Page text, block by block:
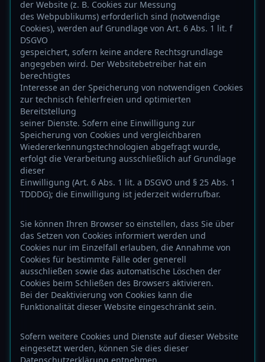
der Website (z. B. Cookies zur Messung
des Webpublikums) erforderlich sind (notwendige
Cookies), werden auf Grundlage von Art. 6 Abs. 1 lit. f
DSGVO
gespeichert, sofern keine andere Rechtsgrundlage
angegeben wird. Der Websitebetreiber hat ein
berechtigtes
Interesse an der Speicherung von notwendigen Cookies
zur technisch fehlerfreien und optimierten
Bereitstellung
seiner Dienste. Sofern eine Einwilligung zur
Speicherung von Cookies und vergleichbaren
Wiedererkennungstechnologien abgefragt wurde,
erfolgt die Verarbeitung ausschließlich auf Grundlage
dieser
Einwilligung (Art. 6 Abs. 1 lit. a DSGVO und § 25 Abs. 1
TDDDG); die Einwilligung ist jederzeit widerrufbar.
Sie können Ihren Browser so einstellen, dass Sie über
das Setzen von Cookies informiert werden und
Cookies nur im Einzelfall erlauben, die Annahme von
Cookies für bestimmte Fälle oder generell
ausschließen sowie das automatische Löschen der
Cookies beim Schließen des Browsers aktivieren.
Bei der Deaktivierung von Cookies kann die
Funktionalität dieser Website eingeschränkt sein.
Sofern weitere Cookies und Dienste auf dieser Website
eingesetzt werden, können Sie dies dieser